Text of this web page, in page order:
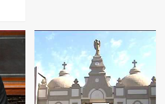
del lunes
en Ruta 5: falleció un
Trenque Lauquen